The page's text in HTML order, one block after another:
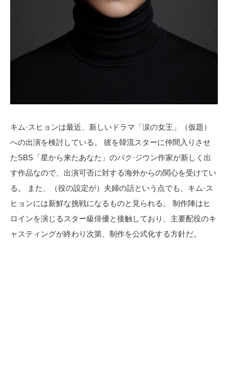
キム·スヒョンは最近、新しいドラマ「涙の女王」（仮題）
への出演を検討している。 彼を韓流スターに仲間入りさせ
たSBS「星から来たあなた」のパク·ジウン作家が新しく出
す作品なので、出演可否に対する海外からの関心を受けてい
る。 また、（役の設定が）夫婦の話という点でも、キム·ス
ヒョンには新鮮な挑戦になるものと見られる。 制作陣はヒ
ロインを演じるスター級俳優と接触しており、主要配役のキ
ャスティングが終わり次第、制作を公式化する方針だ。